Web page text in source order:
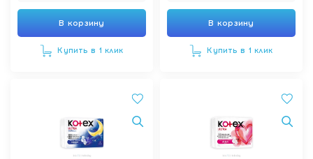
В корзину
Купить в 1 клик
В корзину
Купить в 1 клик